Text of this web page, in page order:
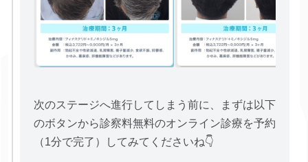
次のステージへ進行してしまう前に、まずは以下
のボタンから診察料無料のオンライン診療を予約
（1分で完了）してみてくださいね👇